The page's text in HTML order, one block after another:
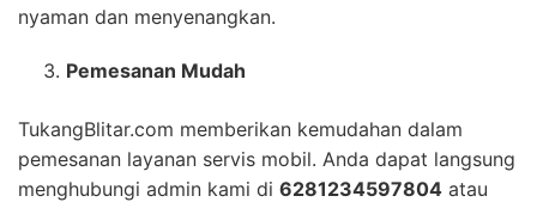
nyaman dan menyenangkan.
Pemesanan Mudah
TukangBlitar.com memberikan kemudahan dalam
pemesanan layanan servis mobil. Anda dapat langsung
menghubungi admin kami di 6281234597804 atau